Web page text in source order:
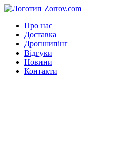
Про нас
Доставка
Дропшипінг
Відгуки
Новини
Контакти